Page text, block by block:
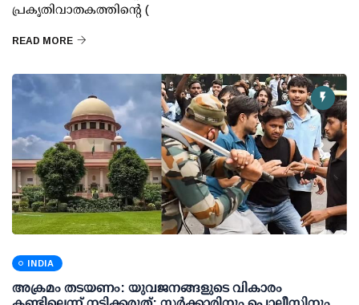
പ്രകൃതിവാതകത്തിന്റെ (
READ MORE
INDIA
അക്രമം തടയണം: യുവജനങ്ങളുടെ വികാരം